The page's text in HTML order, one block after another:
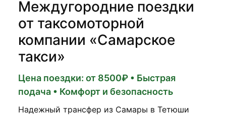
Междугородние поездки
от таксомоторной
компании «Самарское
такси»
Цена поездки: от 8500₽ • Быстрая
подача • Комфорт и безопасность
Надежный трансфер из Самары в Тетюши